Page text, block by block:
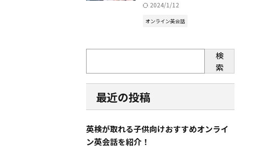
2024/1/12
オンライン英会話
検
索
最近の投稿
英検が取れる子供向けおすすめオンライ
ン英会話を紹介！